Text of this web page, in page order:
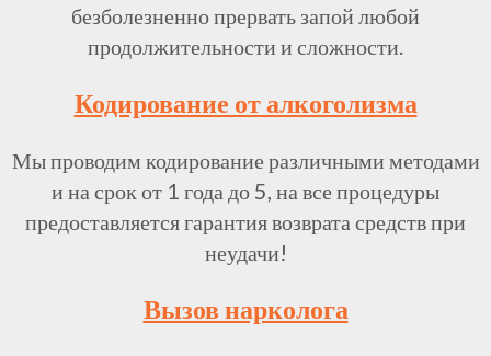
безболезненно прервать запой любой
продолжительности и сложности.
Кодирование от алкоголизма
Мы проводим кодирование различными методами
и на срок от 1 года до 5, на все процедуры
предоставляется гарантия возврата средств при
неудачи!
Вызов нарколога